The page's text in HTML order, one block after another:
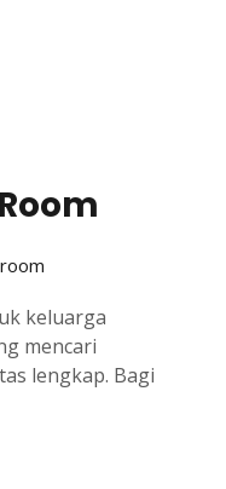
keluarga
mencari
lengkap. Bagi